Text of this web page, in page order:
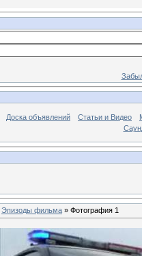
Доска объявлений Статьи и Видео
Эпизоды фильма » Фотография 1